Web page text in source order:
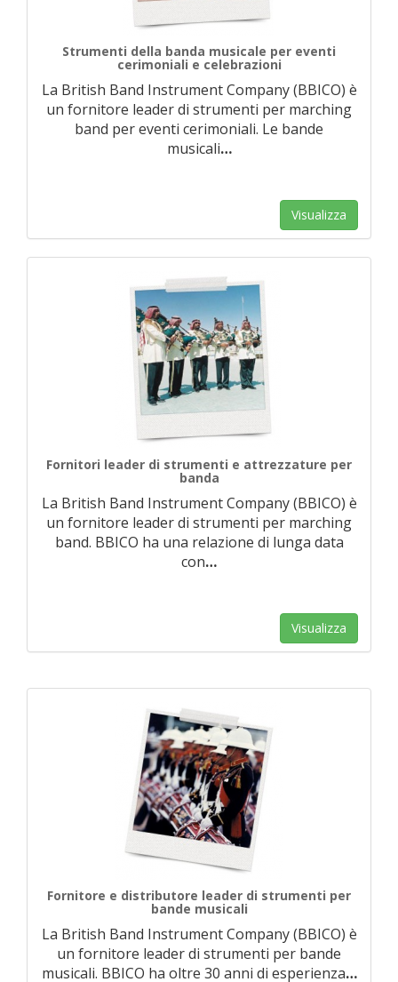
Strumenti della banda musicale per eventi
cerimoniali e celebrazioni
La British Band Instrument Company (BBICO) è
un fornitore leader di strumenti per marching
band per eventi cerimoniali. Le bande
musicali…
Visualizza
Fornitori leader di strumenti e attrezzature per
banda
La British Band Instrument Company (BBICO) è
un fornitore leader di strumenti per marching
band. BBICO ha una relazione di lunga data
con…
Visualizza
Fornitore e distributore leader di strumenti per
bande musicali
La British Band Instrument Company (BBICO) è
un fornitore leader di strumenti per bande
musicali. BBICO ha oltre 30 anni di esperienza…